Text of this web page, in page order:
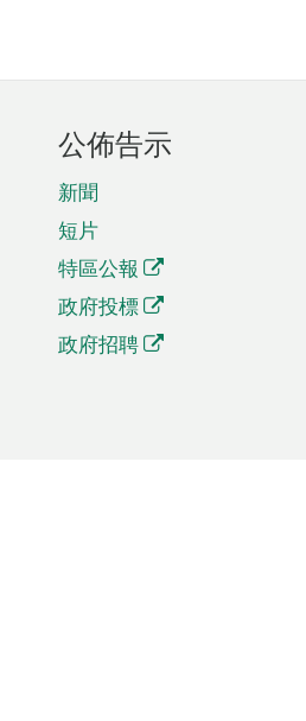
公佈告示
新聞
短片
特區公報
政府投標
政府招聘